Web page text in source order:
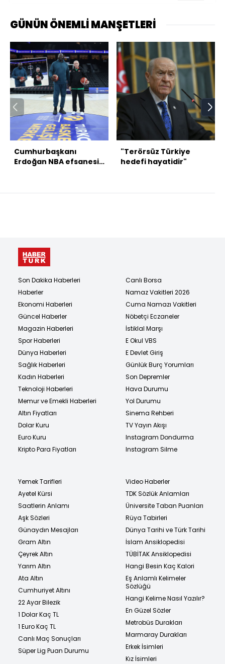
GÜNÜN ÖNEMLİ MANŞETLERİ
Cumhurbaşkanı
Erdoğan NBA efsanesi
"Terörsüz Türkiye
hedefi hayatidir"
Son Dakika Haberleri
Haberler
Ekonomi Haberleri
Güncel Haberler
Magazin Haberleri
Spor Haberleri
Dünya Haberleri
Sağlık Haberleri
Kadın Haberleri
Teknoloji Haberleri
Memur ve Emekli Haberleri
Altın Fiyatları
Dolar Kuru
Euro Kuru
Kripto Para Fiyatları
Canlı Borsa
Namaz Vakitleri 2026
Cuma Namazı Vakitleri
Nöbetçi Eczaneler
İstiklal Marşı
E Okul VBS
E Devlet Giriş
Günlük Burç Yorumları
Son Depremler
Hava Durumu
Yol Durumu
Sinema Rehberi
TV Yayın Akışı
Instagram Dondurma
Instagram Silme
Yemek Tarifleri
Ayetel Kürsi
Saatlerin Anlamı
Aşk Sözleri
Günaydın Mesajları
Gram Altın
Çeyrek Altın
Yarım Altın
Ata Altın
Cumhuriyet Altını
22 Ayar Bilezik
1 Dolar Kaç TL
1 Euro Kaç TL
Canlı Maç Sonuçları
Süper Lig Puan Durumu
Video Haberler
TDK Sözlük Anlamları
Üniversite Taban Puanları
Rüya Tabirleri
Dünya Tarihi ve Türk Tarihi
İslam Ansiklopedisi
TÜBİTAK Ansiklopedisi
Hangi Besin Kaç Kalori
Eş Anlamlı Kelimeler
Sözlüğü
Hangi Kelime Nasıl Yazılır?
En Güzel Sözler
Metrobüs Durakları
Marmaray Durakları
Erkek İsimleri
Kız İsimleri